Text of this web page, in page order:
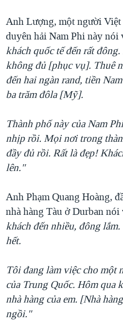
Anh Lượng, một người
duyên hải Nam Phi này
khách quốc tế đến rất
không đủ [phục vụ]. Thuê
đến hai ngàn rand, tiền
ba trăm đôla [Mỹ].
Thành phố này của Nam
nhịp rồi. Mọi nơi trong
đầy đủ rồi. Rất là đẹp!
lên."
Anh Phạm Quang Hoàng,
nhà hàng Tàu ở Durban
khách đến nhiều, đông
hết.
Tôi đang làm việc cho một
của Trung Quốc. Hôm qua
nhà hàng của em. [Nhà
ngồi."